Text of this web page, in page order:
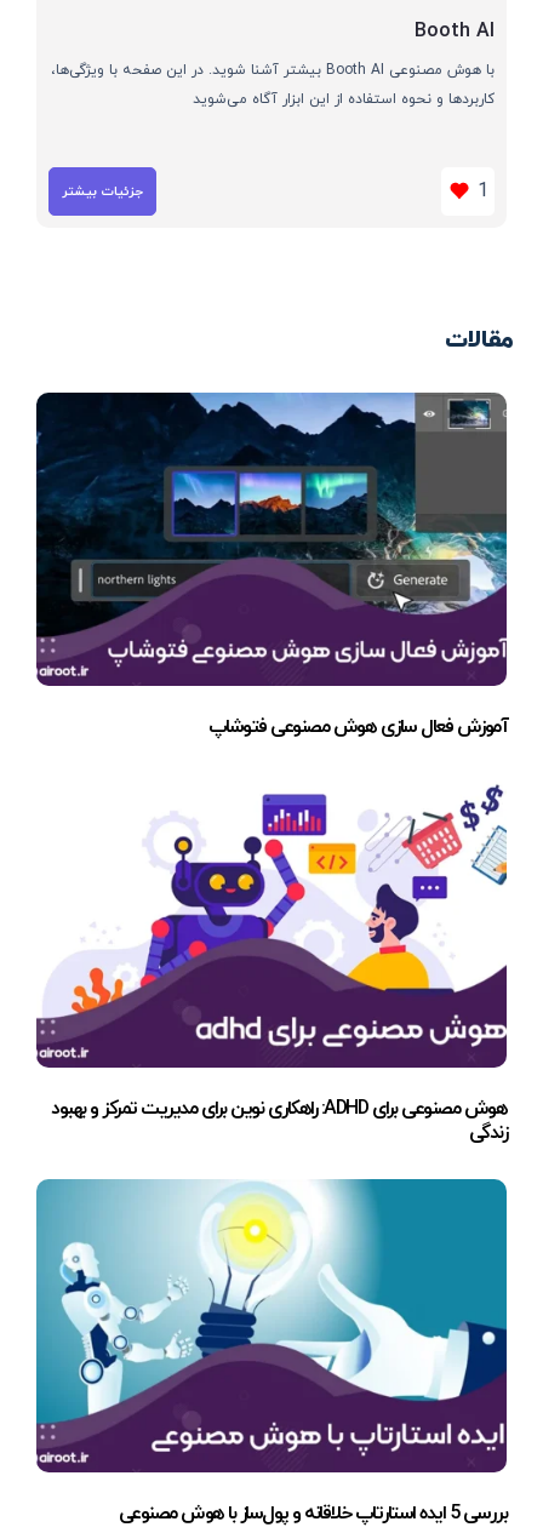
Booth AI
با هوش مصنوعی Booth AI بیشتر آشنا شوید. در این صفحه با ویژگی‌ها،
کاربردها و نحوه استفاده از این ابزار آگاه می‌شوید
1 جزئیات بیشتر
مقالات
آموزش فعال سازی هوش مصنوعی فتوشاپ
هوش مصنوعی برای ADHD: راهکاری نوین برای مدیریت تمرکز و بهبود
زندگی
بررسی 5 ایده استارتاپ خلاقانه و پول‌ساز با هوش مصنوعی